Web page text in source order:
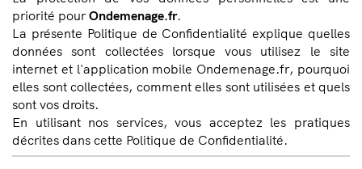
priorité pour Ondemenage.fr.
La présente Politique de Confidentialité explique quelles
données sont collectées lorsque vous utilisez le site
internet et l'application mobile Ondemenage.fr, pourquoi
elles sont collectées, comment elles sont utilisées et quels
sont vos droits.
En utilisant nos services, vous acceptez les pratiques
décrites dans cette Politique de Confidentialité.